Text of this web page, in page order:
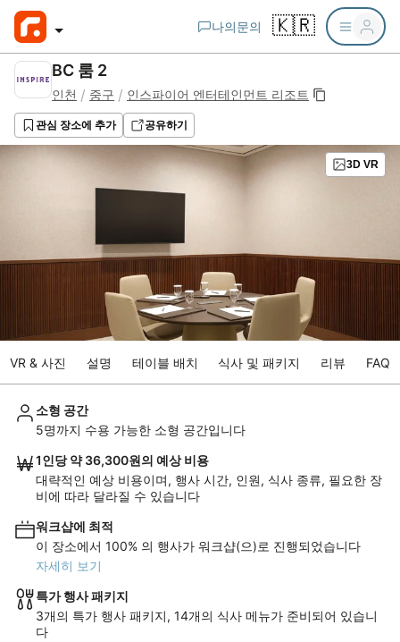
나의문의 🇰🇷
BC 룸 2
인천 / 중구 / 인스파이어 엔터테인먼트 리조트
관심 장소에 추가 공유하기
3D VR
VR & 사진 설명 테이블 배치 식사 및 패키지 리뷰 FAQ
소형 공간
5명까지 수용 가능한 소형 공간입니다
1인당 약 36,300원의 예상 비용
대략적인 예상 비용이며, 행사 시간, 인원, 식사 종류, 필요한 장
비에 따라 달라질 수 있습니다
워크샵에 최적
이 장소에서 100% 의 행사가 워크샵(으)로 진행되었습니다
자세히 보기
특가 행사 패키지
3개의 특가 행사 패키지, 14개의 식사 메뉴가 준비되어 있습니
다